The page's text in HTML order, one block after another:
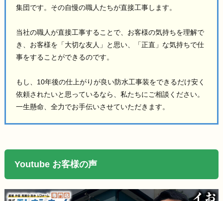
集団です。その自慢の職人たちが直接工事します。
当社の職人が直接工事することで、お客様の気持ちを理解で
き、お客様を「大切な友人」と思い、「正直」な気持ちで仕
事をすることができるのです。
もし、10年後の仕上がりが良い防水工事装をできるだけ安く
依頼されたいと思っているなら、私たちにご相談ください。
一生懸命、全力でお手伝いさせていただきます。
Youtube お客様の声